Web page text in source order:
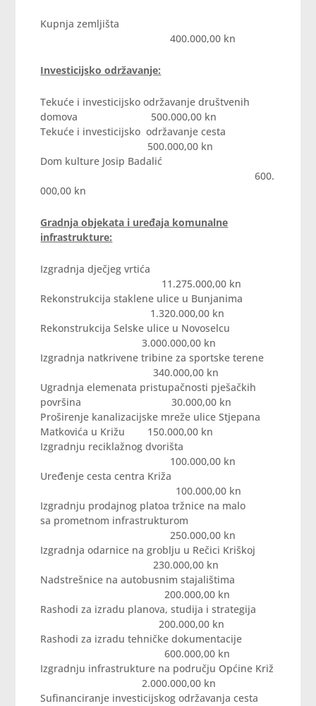
Kupnja zemljišta
400.000,00 kn
Investicijsko održavanje:
Tekuće i investicijsko održavanje društvenih
domova 500.000,00 kn
Tekuće i investicijsko održavanje cesta
500.000,00 kn
Dom kulture Josip Badalić
600.
000,00 kn
Gradnja objekata i uređaja komunalne
infrastrukture:
Izgradnja dječjeg vrtića
11.275.000,00 kn
Rekonstrukcija staklene ulice u Bunjanima
1.320.000,00 kn
Rekonstrukcija Selske ulice u Novoselcu
3.000.000,00 kn
Izgradnja natkrivene tribine za sportske terene
340.000,00 kn
Ugradnja elemenata pristupačnosti pješačkih
površina 30.000,00 kn
Proširenje kanalizacijske mreže ulice Stjepana
Matkovića u Križu 150.000,00 kn
Izgradnju reciklažnog dvorišta
100.000,00 kn
Uređenje cesta centra Križa
100.000,00 kn
Izgradnju prodajnog platoa tržnice na malo
sa prometnom infrastrukturom
250.000,00 kn
Izgradnja odarnice na groblju u Rečici Kriškoj
230.000,00 kn
Nadstrešnice na autobusnim stajalištima
200.000,00 kn
Rashodi za izradu planova, studija i strategija
200.000,00 kn
Rashodi za izradu tehničke dokumentacije
600.000,00 kn
Izgradnju infrastrukture na području Općine Križ
2.000.000,00 kn
Sufinanciranje investicijskog održavanja cesta